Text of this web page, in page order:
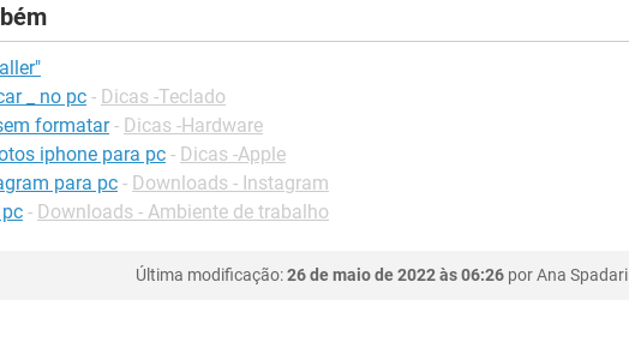
_ no pc - Dicas -Teclado
formatar - Dicas -Hardware
iphone para pc - Dicas -Apple
para pc - Downloads - Instagram
- Downloads - Ambiente de trabalho
Última modificação:26 de maio de 2022 às 06:26 porAna Spadari